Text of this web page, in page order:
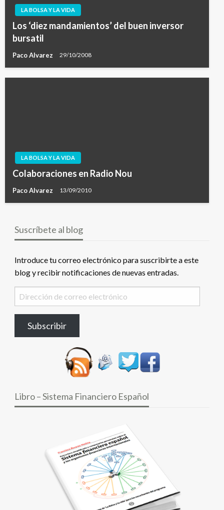
LA BOLSA Y LA VIDA
Los ‘diez mandamientos’ del buen inversor
bursatil
Paco Alvarez 29/10/2008
LA BOLSA Y LA VIDA
Colaboraciones en Radio Nou
Paco Alvarez 13/09/2010
Suscríbete al blog
Introduce tu correo electrónico para suscribirte a este
blog y recibir notificaciones de nuevas entradas.
Dirección
de
electrónico
Subscribir
Libro – Sistema Financiero Español